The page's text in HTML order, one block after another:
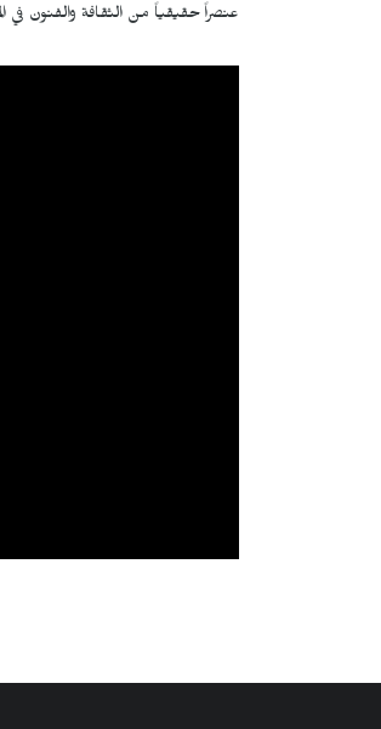
عنصراً حقيقياً من الثقافة والفنون في